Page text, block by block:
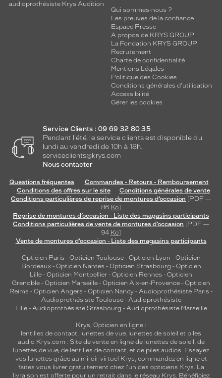
audioprothésiste Krys Audition
Qui sommes-nous ?
Les preuves de la confiance
Espace Presse
A propos de KRYS GROUP
La Fondation KRYS GROUP
Recrutement
Charte de confidentialité
Mentions Légales
Politique des Cookies
Conditions générales d'utilisation
Accessibilité
Gérer les cookies
Service Clients : 09 69 32 80 35
Pendant l'été, le service clients est disponible du
lundi au vendredi de 10h à 18h.
serviceclients@krys.com
Nous contacter
Questions fréquentes
Commandes - Retours - Remboursement
Conditions des offres sur le site
Conditions générales de vente
Conditions particulières de reprise de montures d’occasion [PDF —
86 Ko]
Reprise de montures d’occasion - Liste des magasins participants
Conditions particulières de vente de montures d’occasion [PDF —
94 Ko]
Vente de montures d’occasion - Liste des magasins participants
Opticien Paris - Opticien Toulouse- Opticien Lyon - Opticien
Bordeaux- Opticien Nantes - Opticien Strasbourg - Opticien
Lille - Opticien Montpellier - Opticien Rennes - Opticien
Grenoble - Opticien Marseille - Opticien Aix-en-Provence - Opticien
Reims - Opticien Angers - Opticien Nancy - Audioprothésiste Paris -
Audioprothésiste Toulouse- Audioprothésiste
Lille- Audioprothésiste Strasbourg - Audioprothésiste Marseille
Krys, Opticien en ligne :
lentilles de contact, lunettes de vue, lunettes de soleil et piles
audio Krys.com : Site de vente en ligne de lunettes de soleil, de
lunettes de vue, de lentilles de contact, et de piles audios. Essayez
vos lunettes grâce au miroir virtuel Krys, commandez en ligne et
faites vous livrer gratuitement chez l'un des opticiens Krys. La
livraison est offerte pour un retrait dans le réseau Krys. Bénéficiez